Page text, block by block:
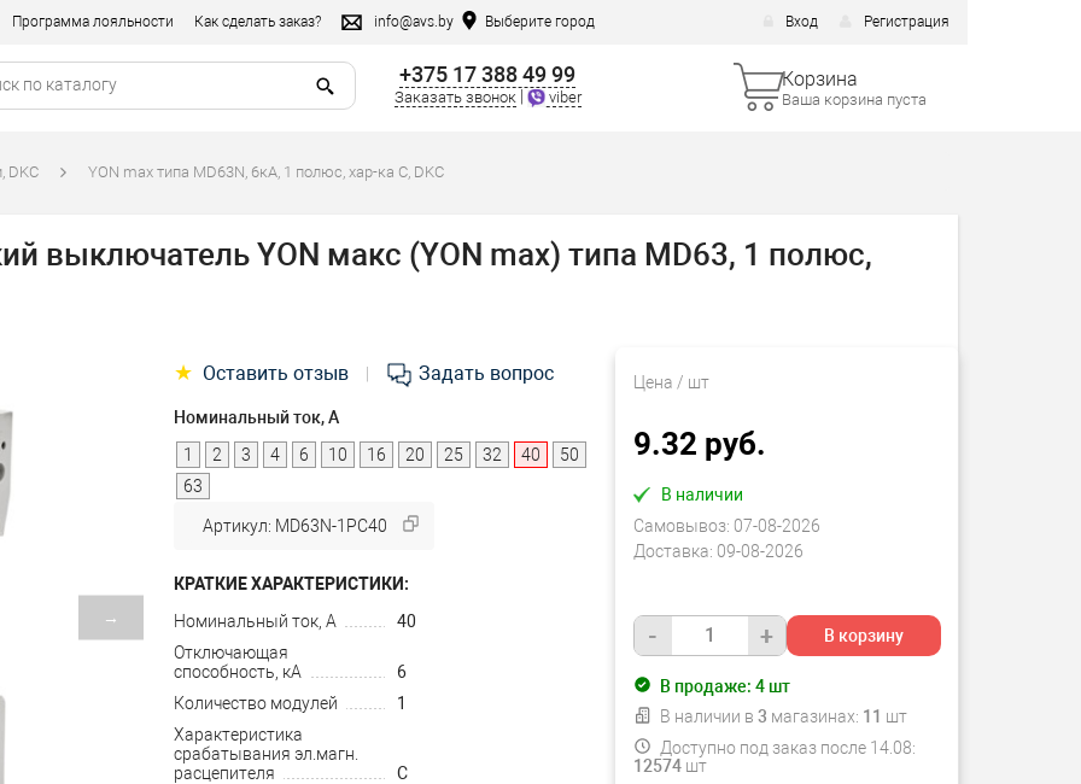
Программа лояльности Как сделать заказ? info@avs.by Выберите город Вход Регистрация
+375 17 388 49 99
Заказать звонок viber
Корзина
Ваша корзина пуста
DKC YON max типа MD63N, 6кА, 1 полюс, хар-ка C, DKC
выключатель YON макс (YON max) типа MD63, 1 полюс,
→
Цена / шт
9.32 руб.
В наличии
Самовывоз: 07-08-2026
Доставка: 09-08-2026
- + В корзину
В продаже: 4 шт
В наличии в 3 магазинах: 11 шт
Доступно под заказ после 14.08:
12574шт
★ Оставить отзыв Задать вопрос
Номинальный ток, А
1
2 3 4 6 10 16 20 25 32 40
50
63
Артикул: MD63N-1PC40
КРАТКИЕ ХАРАКТЕРИСТИКИ:
Номинальный ток, А
40
Отключающая
способность, кА
6
Количество модулей
1
Характеристика
срабатывания эл.магн.
расцепителя
C